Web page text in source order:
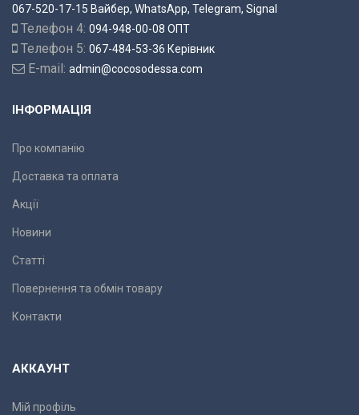
067-520-17-15 Вайбер, WhatsApp, Telegram, Signal
Телефон 4: 094-948-00-08 ОПТ
Телефон 5: 067-484-53-36 Керівник
E-mail: admin@cocosodessa.com
ІНФОРМАЦІЯ
Про компанію
Доставка та оплата
Акції
Новини
Статті
Повернення та обмін товару
Контакти
АККАУНТ
Мій профіль